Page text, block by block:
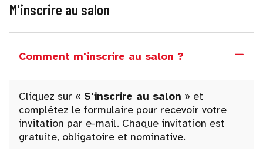
M'inscrire au salon
Comment m'inscrire au salon ?
Cliquez sur « S'inscrire au salon » et
complétez le formulaire pour recevoir votre
invitation par e-mail. Chaque invitation est
gratuite, obligatoire et nominative.